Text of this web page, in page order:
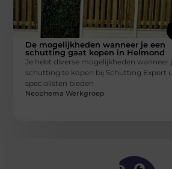
De mogelijkheden wanneer je een
schutting gaat kopen in Helmond
Je hebt diverse mogelijkheden wanneer
schutting te kopen bij Schutting Expert
specialisten bieden
Neophema Werkgroep